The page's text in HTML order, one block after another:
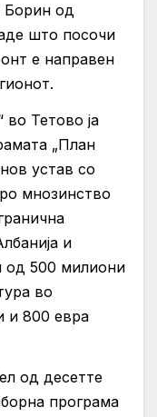
од
што посочи
е направен
во Тетово ја
„План
устав со
мнозинство
и
од 500 милиони
во
и 800 евра
од десетте
програма